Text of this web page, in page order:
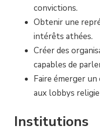
convictions.
Obtenir une
intérêts athées.
Créer des
capables de
Faire émerger
aux lobbys
Institutions